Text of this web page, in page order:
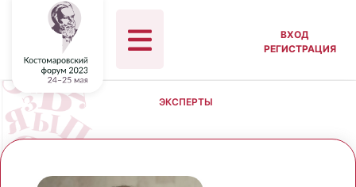
ВХОД
РЕГИСТРАЦИЯ
ЭКСПЕРТЫ